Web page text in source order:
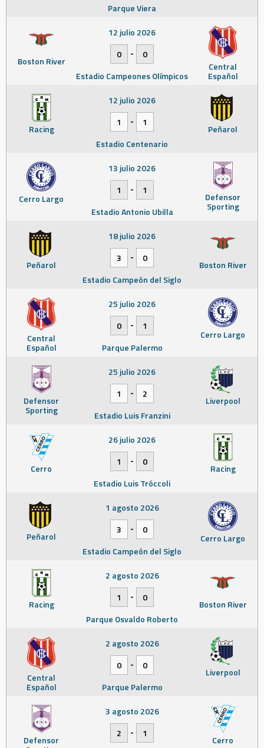
Parque Viera
Boston River Central
Español
12 julio 2026
0
-
0
Estadio Campeones Olímpicos
Racing Peñarol
12 julio 2026
1
-
1
Estadio Centenario
Cerro Largo Defensor
Sporting
13 julio 2026
1
-
1
Estadio Antonio Ubilla
Peñarol Boston River
18 julio 2026
3
-
0
Estadio Campeón del Siglo
Central
Español
Cerro Largo
25 julio 2026
0
-
1
Parque Palermo
Defensor
Sporting
Liverpool
25 julio 2026
1
-
2
Estadio Luis Franzini
Cerro Racing
26 julio 2026
1
-
0
Estadio Luis Tróccoli
Peñarol Cerro Largo
1 agosto 2026
3
-
0
Estadio Campeón del Siglo
Racing Boston River
2 agosto 2026
1
-
0
Parque Osvaldo Roberto
Central
Español
Liverpool
2 agosto 2026
0
-
0
Parque Palermo
Defensor Cerro
3 agosto 2026
2
- 1